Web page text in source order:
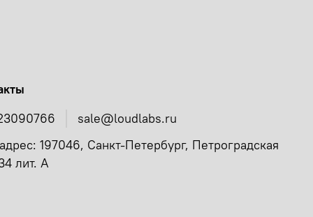
sale@loudlabs.ru
197046, Санкт-Петербург, Петроградская
лит. А